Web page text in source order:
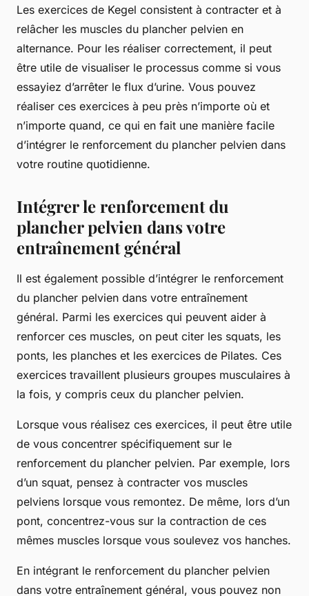
Les exercices de Kegel consistent à contracter et à
relâcher les muscles du plancher pelvien en
alternance. Pour les réaliser correctement, il peut
être utile de visualiser le processus comme si vous
essayiez d’arrêter le flux d’urine. Vous pouvez
réaliser ces exercices à peu près n’importe où et
n’importe quand, ce qui en fait une manière facile
d’intégrer le renforcement du plancher pelvien dans
votre routine quotidienne.
Intégrer le renforcement du
plancher pelvien dans votre
entraînement général
Il est également possible d’intégrer le renforcement
du plancher pelvien dans votre entraînement
général. Parmi les exercices qui peuvent aider à
renforcer ces muscles, on peut citer les squats, les
ponts, les planches et les exercices de Pilates. Ces
exercices travaillent plusieurs groupes musculaires à
la fois, y compris ceux du plancher pelvien.
Lorsque vous réalisez ces exercices, il peut être utile
de vous concentrer spécifiquement sur le
renforcement du plancher pelvien. Par exemple, lors
d’un squat, pensez à contracter vos muscles
pelviens lorsque vous remontez. De même, lors d’un
pont, concentrez-vous sur la contraction de ces
mêmes muscles lorsque vous soulevez vos hanches.
En intégrant le renforcement du plancher pelvien
dans votre entraînement général, vous pouvez non